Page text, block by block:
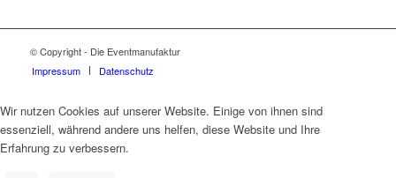
© Copyright - Die Eventmanufaktur
Impressum
Datenschutz
Wir nutzen Cookies auf unserer Website. Einige von ihnen sind
essenziell, während andere uns helfen, diese Website und Ihre
Erfahrung zu verbessern.